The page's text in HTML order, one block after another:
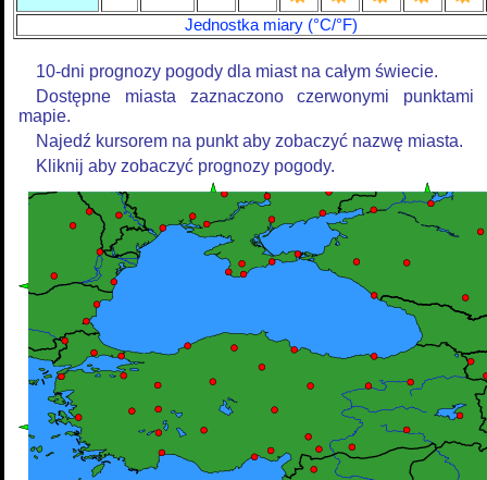
Jednostka miary (°C/°F)
10-dni prognozy pogody dla miast na całym świecie.
Dostępne miasta zaznaczono czerwonymi punktami
mapie.
Najedź kursorem na punkt aby zobaczyć nazwę miasta.
Kliknij aby zobaczyć prognozy pogody.